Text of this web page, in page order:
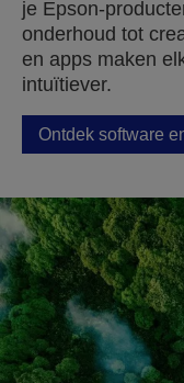
je Epson-
onderhoud tot
en apps maken
intuïtiever.
Ontdek software